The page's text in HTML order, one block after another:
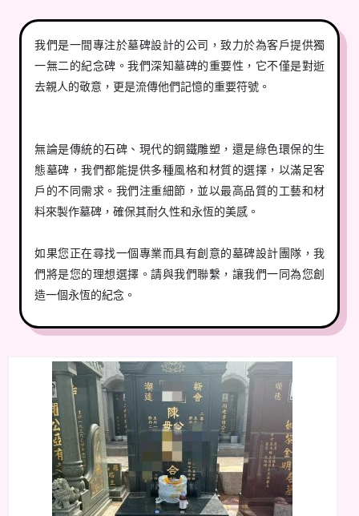
我們是一間專注於墓碑設計的公司，致力於為客戶提供獨
一無二的紀念碑。我們深知墓碑的重要性，它不僅是對逝
去親人的敬意，更是流傳他們記憶的重要符號。
無論是傳統的石碑、現代的鋼鐵雕塑，還是綠色環保的生
態墓碑，我們都能提供多種風格和材質的選擇，以滿足客
戶的不同需求。我們注重細節，並以最高品質的工藝和材
料來製作墓碑，確保其耐久性和永恆的美感。
如果您正在尋找一個專業而具有創意的墓碑設計團隊，我
們將是您的理想選擇。請與我們聯繫，讓我們一同為您創
造一個永恆的紀念。